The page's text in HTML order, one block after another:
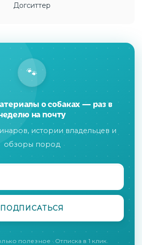
Догситтер
🐾
о собаках — раз в
на почту
истории владельцев и
обзоры пород
полезное · Отписка в 1 клик